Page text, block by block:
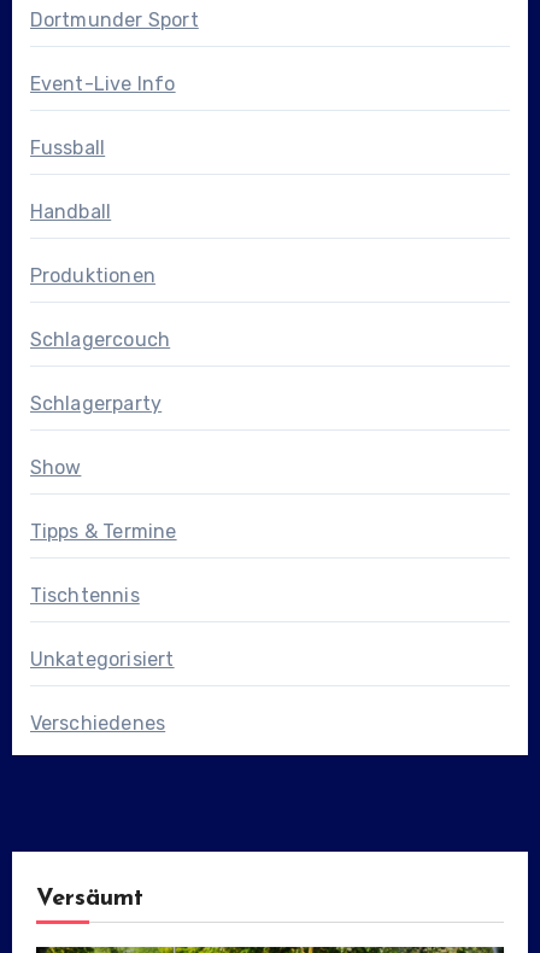
Dortmunder Sport
Event-Live Info
Fussball
Handball
Produktionen
Schlagercouch
Schlagerparty
Show
Tipps & Termine
Tischtennis
Unkategorisiert
Verschiedenes
Versäumt